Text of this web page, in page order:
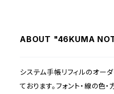
ABOUT "46KUMA
システム手帳リフィルのオー
ております。フォント・線の色